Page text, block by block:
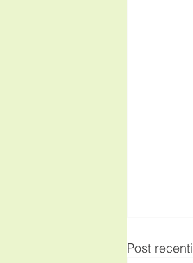
Post recenti